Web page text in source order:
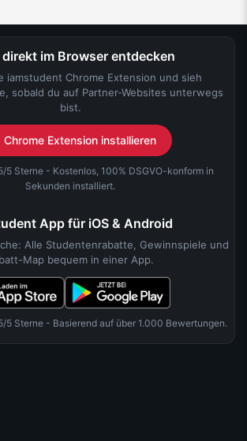
direkt im Browser entdecken
iamstudent Chrome Extension und sieh
sobald du auf Partner-Websites unterwegs
bist.
Chrome Extension installieren
Sterne - Kostenlos, 100% DSGVO-konform in
Sekunden installiert.
App für iOS & Android
Alle Studentenrabatte, Gewinnspiele und
Map bequem in einer App.
5 Sterne - Basierend auf über 1.000 Bewertungen.